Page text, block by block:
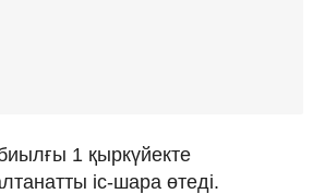
1 қыркүйекте
іс-шара өтеді.